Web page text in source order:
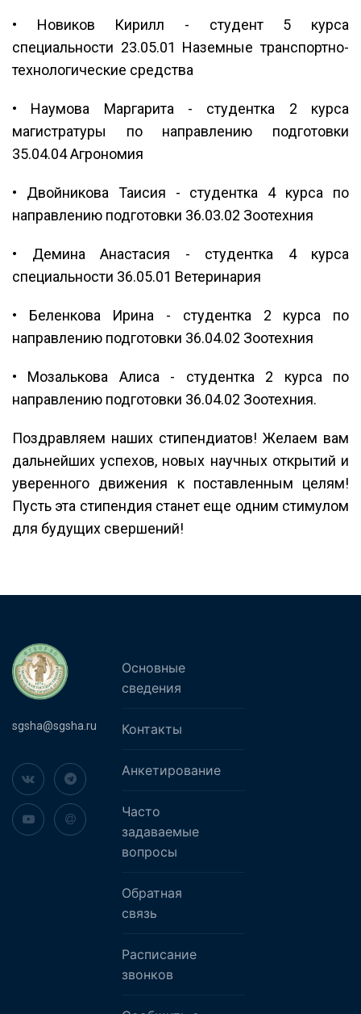
• Новиков Кирилл - студент 5 курса
специальности 23.05.01 Наземные транспортно-
технологические средства
• Наумова Маргарита - студентка 2 курса
магистратуры по направлению подготовки
35.04.04 Агрономия
• Двойникова Таисия - студентка 4 курса по
направлению подготовки 36.03.02 Зоотехния
• Демина Анастасия - студентка 4 курса
специальности 36.05.01 Ветеринария
• Беленкова Ирина - студентка 2 курса по
направлению подготовки 36.04.02 Зоотехния
• Мозалькова Алиса - студентка 2 курса по
направлению подготовки 36.04.02 Зоотехния.
Поздравляем наших стипендиатов! Желаем вам
дальнейших успехов, новых научных открытий и
уверенного движения к поставленным целям!
Пусть эта стипендия станет еще одним стимулом
для будущих свершений!
sgsha@sgsha.ru
Основные
сведения
Контакты
Анкетирование
Часто
задаваемые
вопросы
Обратная
связь
Расписание
звонков